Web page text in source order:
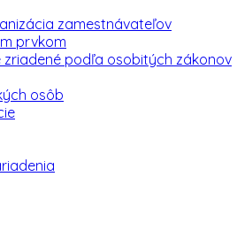
zamestnávateľov
prvkom
zriadené podľa osobitých zákonov
osôb